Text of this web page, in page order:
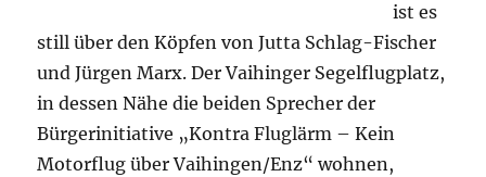
ist es
still über den Köpfen von Jutta Schlag-Fischer
und Jürgen Marx. Der Vaihinger Segelflugplatz,
in dessen Nähe die beiden Sprecher der
Bürgerinitiative „Kontra Fluglärm – Kein
Motorflug über Vaihingen/Enz“ wohnen,